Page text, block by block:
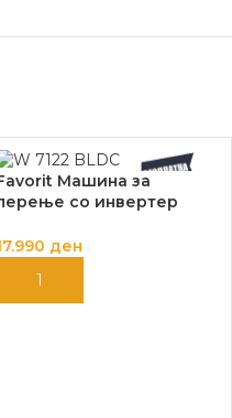
Машина за
со инвертер
ден
ДОДАЈ ВО КОШНИЦА